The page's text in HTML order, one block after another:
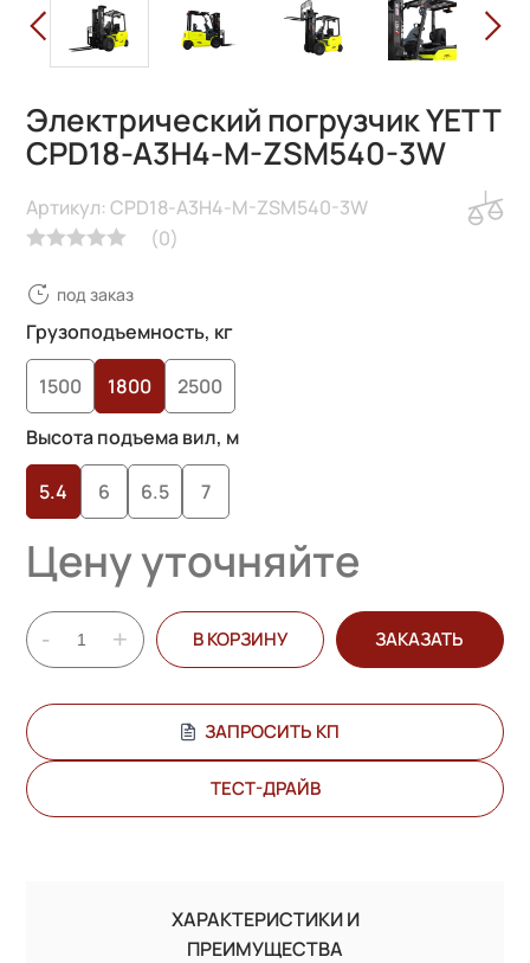
Электрический погрузчик YETT
CPD18-A3H4-M-ZSM540-3W
(0)
Артикул: CPD18-A3H4-M-ZSM540-3W
под заказ
Грузоподъемность, кг
1500 1800
2500
Высота подъема вил, м
5.4 6 6.5 7
Цену уточняйте
- + В КОРЗИНУ ЗАКАЗАТЬ
ЗАПРОСИТЬ КП
ТЕСТ-ДРАЙВ
ХАРАКТЕРИСТИКИ И
ПРЕИМУЩЕСТВА